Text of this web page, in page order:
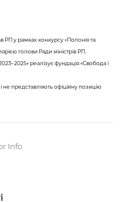
РП у рамках конкурсу «Полонія та
голови Ради міністрів РП.
реалізує фундація «Свобода і
не представляють офіційну позицію
Info